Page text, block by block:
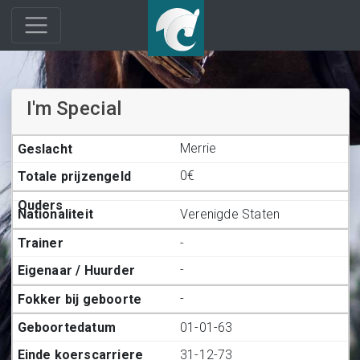
I'm Special
Merrie
0€
Verenigde Staten
-
-
-
01-01-63
31-12-73